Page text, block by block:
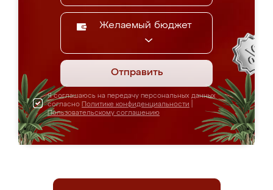
Желаемый бюджет
Отправить
Я соглашаюсь на передачу персональных данных
согласно Политике конфиденциальности
Пользовательскому соглашению